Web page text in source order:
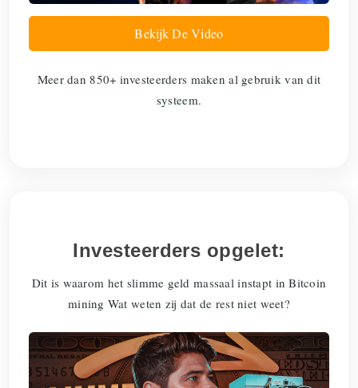
Bekijk De Video
Meer dan 850+ investeerders maken al gebruik van dit
systeem.
Investeerders opgelet:
Dit is waarom het slimme geld massaal instapt in Bitcoin
mining Wat weten zij dat de rest niet weet?